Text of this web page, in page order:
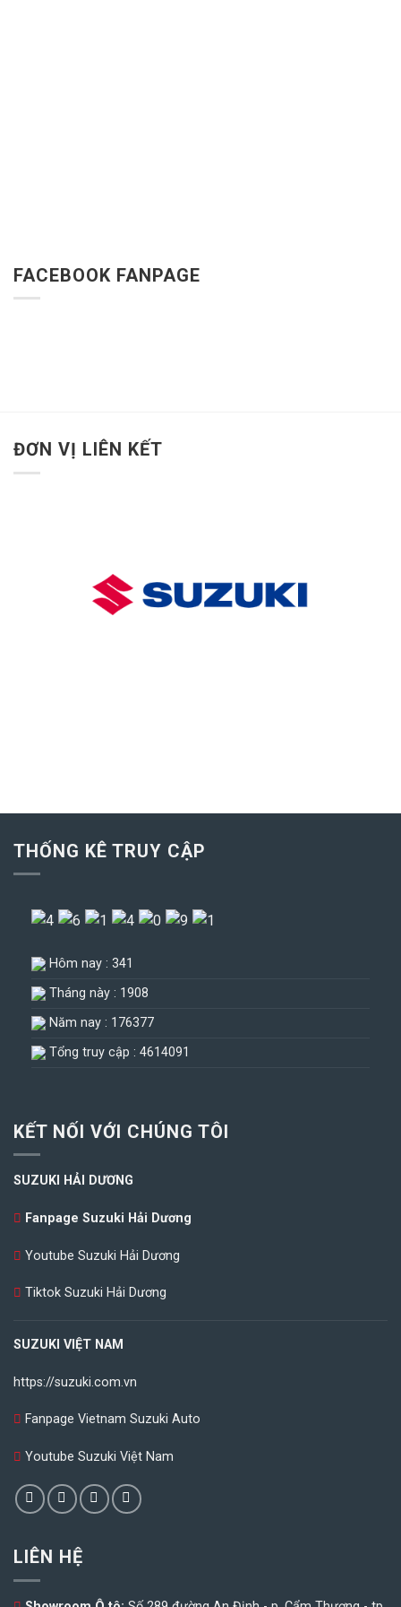
FACEBOOK FANPAGE
ĐƠN VỊ LIÊN KẾT
THỐNG KÊ TRUY CẬP
Hôm nay : 341
Tháng này : 1908
Năm nay : 176377
Tổng truy cập : 4614091
KẾT NỐI VỚI CHÚNG TÔI
SUZUKI HẢI DƯƠNG
Fanpage Suzuki Hải Dương
Youtube Suzuki Hải Dương
Tiktok Suzuki Hải Dương
SUZUKI VIỆT NAM
https://suzuki.com.vn
Fanpage Vietnam Suzuki Auto
Youtube Suzuki Việt Nam
LIÊN HỆ